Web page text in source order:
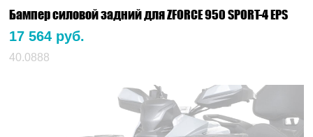
Бампер силовой задний для ZFORCE 950 SPORT-4 EPS
17 564 руб.
40.0888